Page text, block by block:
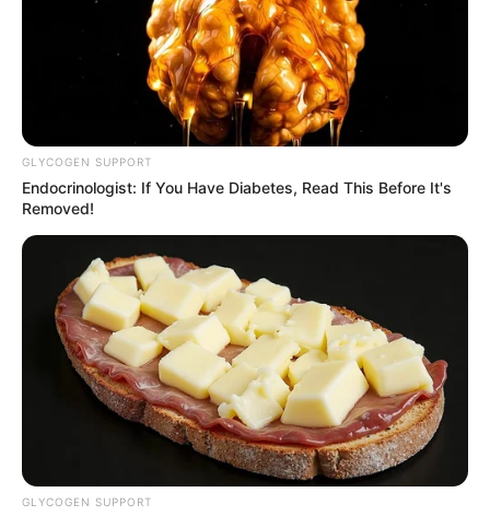
GLYCOGEN SUPPORT
Endocrinologist: If You Have Diabetes, Read This Before It's
Removed!
GLYCOGEN SUPPORT